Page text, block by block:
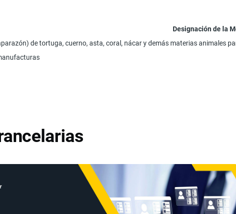
Designación de la
de tortuga, cuerno, asta, coral, nácar y demás materias animales